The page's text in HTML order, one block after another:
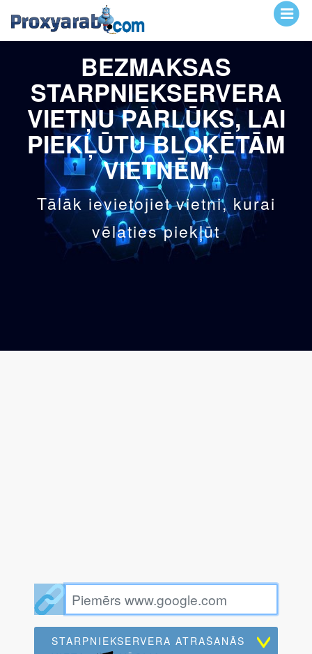
BEZMAKSAS
STARPNIEKSERVERA
VIETŅU PĀRLŪKS, LAI
PIEKĻŪTU BLOĶĒTĀM
VIETNĒM
Tālāk ievietojiet vietni, kurai
vēlaties piekļūt
STARPNIEKSERVERA ATRAŠANĀS